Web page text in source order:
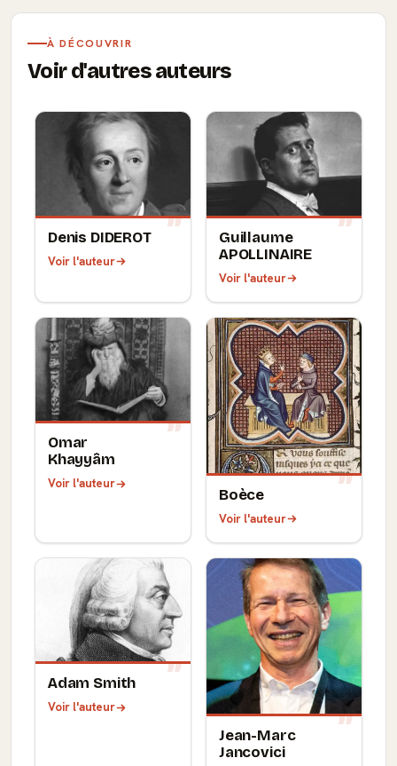
À DÉCOUVRIR
Voir d'autres auteurs
Denis DIDEROT
Voir l'auteur
Guillaume
APOLLINAIRE
Voir l'auteur
Omar
Khayyâm
Voir l'auteur
Boèce
Voir l'auteur
Adam Smith
Voir l'auteur
Jean-Marc
Jancovici